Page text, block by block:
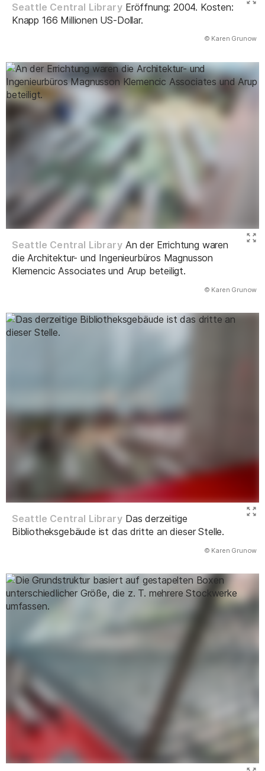
Seattle Central Library Eröffnung: 2004. Kosten:
Knapp 166 Millionen US-Dollar.
© Karen Grunow
Seattle Central Library An der Errichtung waren
die Architektur- und Ingenieurbüros Magnusson
Klemencic Associates und Arup beteiligt.
© Karen Grunow
Seattle Central Library Das derzeitige
Bibliotheksgebäude ist das dritte an dieser Stelle.
© Karen Grunow